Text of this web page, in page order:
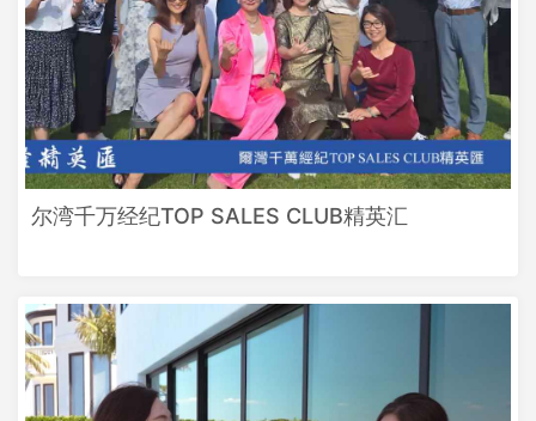
尔湾千万经纪TOP SALES CLUB精英汇